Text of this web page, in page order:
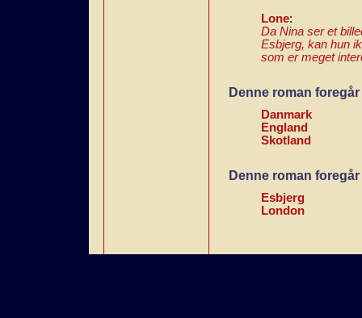
Lone:
Da Nina ser et
Esbjerg, kan hun
som er meget
Denne roman
Danmark
England
Skotland
Denne roman
Esbjerg
London